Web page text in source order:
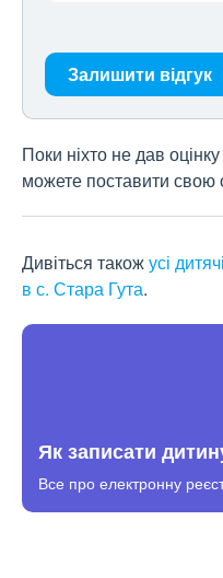
Залишити відгук
Поки ніхто не дав
можете поставити свою
Дивіться такожусі
в с. Стара Гута.
Як записати
Все про електронну